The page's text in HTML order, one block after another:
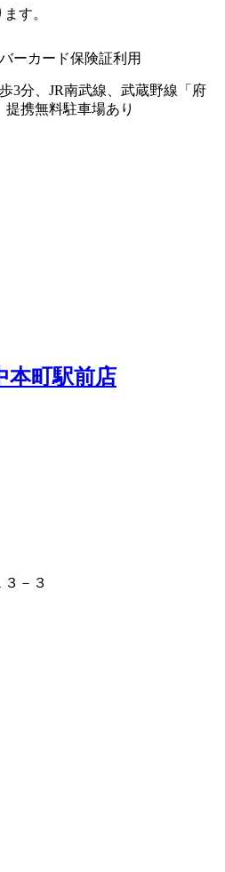
す。
ーカード保険証利用
3分、JR南武線、武蔵野線「府
携無料駐車場あり
本町駅前店
－３